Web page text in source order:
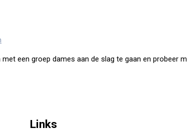
een groep dames aan de slag te gaan en probeer
Links